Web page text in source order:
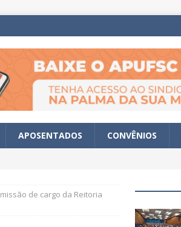
APOSENTADOS CONVÊNIOS
de cargo da Reitoria